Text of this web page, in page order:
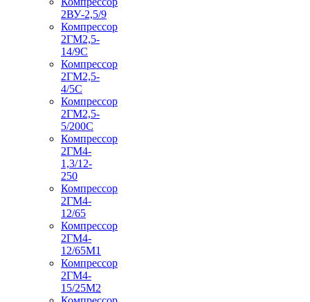
2ВУ-2,5/9
Компрессор
2ГМ2,5-
14/9С
Компрессор
2ГМ2,5-
4/5С
Компрессор
2ГМ2,5-
5/200С
Компрессор
2ГМ4-
1,3/12-
250
Компрессор
2ГМ4-
12/65
Компрессор
2ГМ4-
12/65М1
Компрессор
2ГМ4-
15/25М2